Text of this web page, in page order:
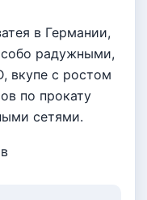
в Германии,
радужными,
вкупе с ростом
по прокату
сетями.